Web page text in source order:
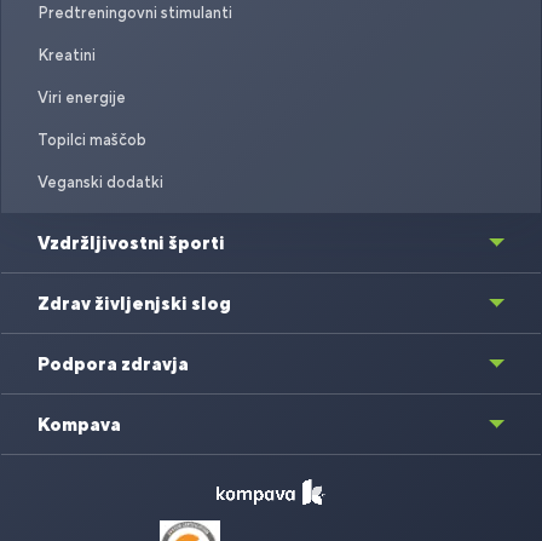
Predtreningovni stimulanti
Kreatini
Viri energije
Topilci maščob
Veganski dodatki
Vzdržljivostni športi
Zdrav življenjski slog
Podpora zdravja
Kompava